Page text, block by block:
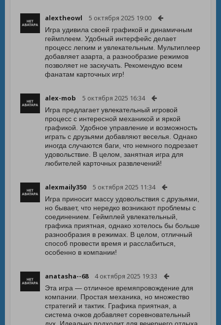
alextheowl 5 октября 2025 19:00
Игра удивила своей графикой и динамичным
геймплеем. Удобный интерфейс делает
процесс легким и увлекательным. Мультиплеер
добавляет азарта, а разнообразие режимов
позволяет не заскучать. Рекомендую всем
фанатам карточных игр!
alex-mob 5 октября 2025 16:34
Игра предлагает увлекательный игровой
процесс с интересной механикой и яркой
графикой. Удобное управление и возможность
играть с друзьями добавляют веселья. Однако
иногда случаются баги, что немного подрезает
удовольствие. В целом, занятная игра для
любителей карточных развлечений!
alexmaily350 5 октября 2025 11:34
Игра приносит массу удовольствия с друзьями,
но бывает, что нередко возникают проблемы с
соединением. Геймплей увлекательный,
графика приятная, однако хотелось бы больше
разнообразия в режимах. В целом, отличный
способ провести время и расслабиться,
особенно в компании!
anatasha--68 4 октября 2025 19:33
Эта игра — отличное времяпровождение для
компании. Простая механика, но множество
стратегий и тактик. Графика приятная, а
система очков добавляет соревновательный